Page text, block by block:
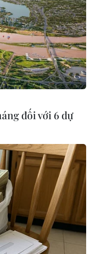
với triển vọng
năm 2021 sẽ phục
vào dịch bệnh và
sách.
đối với 6 dự